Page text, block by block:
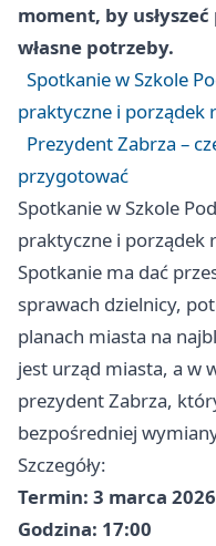
moment, by
własne potrzeby.
Spotkanie w Szkole
praktyczne i porządek
Prezydent Zabrza –
przygotować
Spotkanie w Szkole
praktyczne i porządek
Spotkanie ma dać
sprawach dzielnicy,
planach miasta na
jest urząd miasta, a w
prezydent Zabrza,
bezpośredniej
Szczegóły:
Termin: 3 marca
Godzina: 17:00